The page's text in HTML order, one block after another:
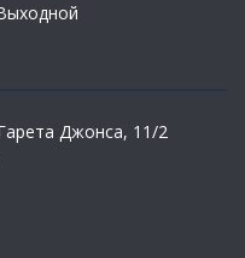
Джонса, 11/2